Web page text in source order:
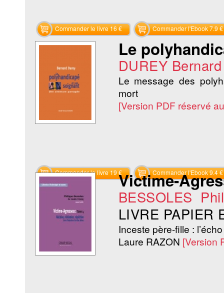
Commander le livre 16 € Commander l'Ebook 7.9 €
Le
DUREY Bernard
Le message des
mort
[Version PDF réservé
Commander le livre 19 € Commander l'Ebook 9.4 €
Victime-
BESSOLES
LIVRE PAPIER
Inceste père-fille : l’écho
Laure RAZON [Version